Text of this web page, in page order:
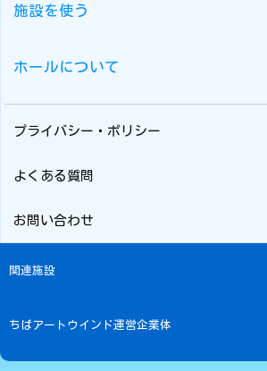
施設を使う
ホールについて
プライバシー・ポリシー
よくある質問
お問い合わせ
関連施設
ちばアートウインド運営企業体